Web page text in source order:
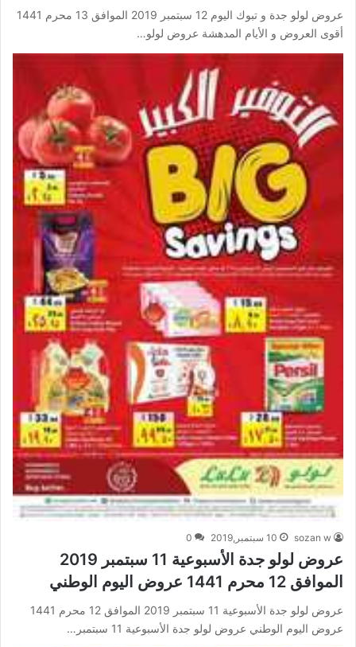
عروض لولو جدة و تبوك اليوم 12 سبتمبر 2019 الموافق 13 محرم 1441
أقوى العروض و الأيام المدهشة عروض لولو…
sozan w 10 سبتمبر,2019 0
عروض لولو جدة الأسبوعية 11 سبتمبر 2019
الموافق 12 محرم 1441 عروض اليوم الوطني
عروض لولو جدة الأسبوعية 11 سبتمبر 2019 الموافق 12 محرم 1441
عروض اليوم الوطني عروض لولو جدة الأسبوعية 11 سبتمبر…